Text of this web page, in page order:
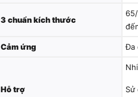
3 chuẩn kích thước
Cảm ứng Đa
Hỗ trợ
Sử